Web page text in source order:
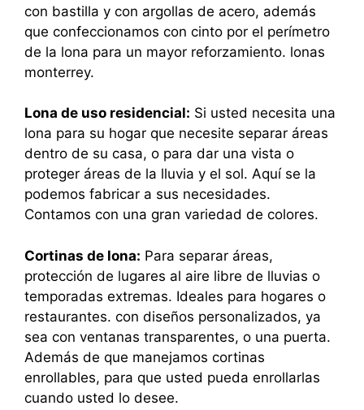
con bastilla y con argollas de acero, además
que confeccionamos con cinto por el perímetro
de la lona para un mayor reforzamiento. lonas
monterrey.
Lona de uso residencial: Si usted necesita una
lona para su hogar que necesite separar áreas
dentro de su casa, o para dar una vista o
proteger áreas de la lluvia y el sol. Aquí se la
podemos fabricar a sus necesidades.
Contamos con una gran variedad de colores.
Cortinas de lona: Para separar áreas,
protección de lugares al aire libre de lluvias o
temporadas extremas. Ideales para hogares o
restaurantes. con diseños personalizados, ya
sea con ventanas transparentes, o una puerta.
Además de que manejamos cortinas
enrollables, para que usted pueda enrollarlas
cuando usted lo desee.